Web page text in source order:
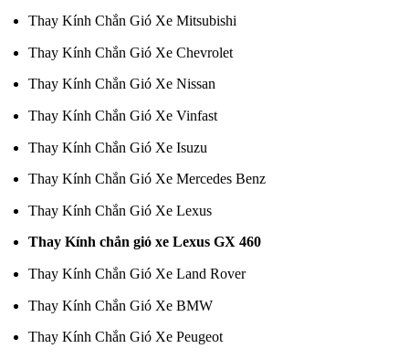
Thay Kính Chắn Gió Xe Mitsubishi
Thay Kính Chắn Gió Xe Chevrolet
Thay Kính Chắn Gió Xe Nissan
Thay Kính Chắn Gió Xe Vinfast
Thay Kính Chắn Gió Xe Isuzu
Thay Kính Chắn Gió Xe Mercedes Benz
Thay Kính Chắn Gió Xe Lexus
Thay Kính chắn gió xe Lexus GX 460
Thay Kính Chắn Gió Xe Land Rover
Thay Kính Chắn Gió Xe BMW
Thay Kính Chắn Gió Xe Peugeot